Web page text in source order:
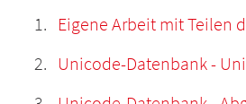
Eigene Arbeit mit Teilen
Unicode-Datenbank -